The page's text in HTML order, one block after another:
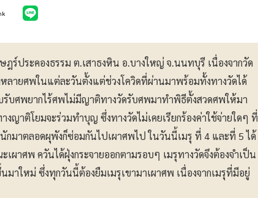
ร์ประคองธรรม ต.เสาธงหิน อ.บางใหญ่ จ.นนทบุรี เนื่องจากวัด
ลายศพในแต่ละวันตั้งแต่ช่วงโควิดที่ผ่านมาพร้อมทั้งทางวัดได้
รับศพยากไร้ศพไม่มีญาติทางวัดรับศพมาทำพิธีตั้งสวดศพให้มา
ญาติโยมจะร่วมทำบุญ ซึ่งทางวัดไม่เคยเรียกร้องค่าใช้จ่ายใดๆ ที่
กมาตลอดผุพังก็ซ่อมกันไปเผาศพไป ในวันนี้เมรุ ที่ 4 และที่ 5 ได้
ผาศพ ควันได้ฝุ่งกระจายออกตามรอบๆ เมรุทางวัดจึงต้องจำเป็น
มาใหม่ ซึ่งทุกวันนี้ต้องยืมเมรุเขามาเผาศพ เนื่องจากเมรุที่มีอยู่